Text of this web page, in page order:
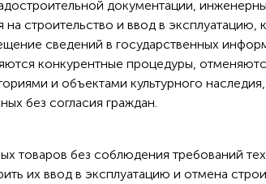
документации,
строительство и ввод в эксплуатацию,
сведений в государственных
конкурентные процедуры,
и объектами культурного
без согласия граждан.
товаров без соблюдения требований
их ввод в эксплуатацию и отмена